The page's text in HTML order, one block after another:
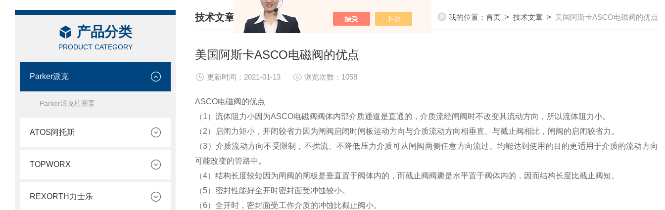
产品分类
PRODUCT CATEGORY
Parker派克
Parker派克柱塞泵
ATOS阿托斯
TOPWORX
REXORTH力士乐
技术文章
/ TECHNICAL ARTICLES
我的位置： 首页 > 技术文章 > 美国阿斯卡ASCO电磁阀的优点
美国阿斯卡ASCO电磁阀的优点
更新时间：2021-01-13 浏览次数：1058
ASCO电磁阀的优点
（1）流体阻力小因为ASCO电磁阀阀体内部介质通道是直通的，介质流经闸阀时不改变其流动方向，所以流体阻力小。
（2）启闭力矩小，开闭较省力因为闸阀启闭时闸板运动方向与介质流动方向相垂直、与截止阀相比，闸阀的启闭较省力。
（3）介质流动方向不受限制，不扰流、不降低压力介质可从闸阀两侧任意方向流过、均能达到使用的目的更适用于介质的流动方向
可能改变的管路中。
（4）结构长度较短因为闸阀的闸板是垂直置于阀体内的，而截止阀阀瓣是水平置于阀体内的，因而结构长度比截止阀短。
（5）密封性能好全开时密封面受冲蚀较小。
（6）全开时，密封面受工作介质的冲蚀比截止阀小。